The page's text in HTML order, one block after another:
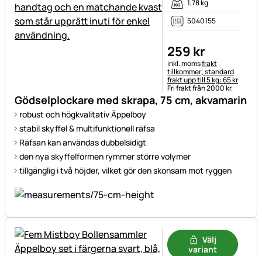
Gödselplockare med skrapa, 75 cm, akvamarin
robust och högkvalitativ Äppelboy
stabil skyffel & multifunktionell räfsa
Räfsan kan användas dubbelsidigt
den nya skyffelformen rymmer större volymer
tillgänglig i två höjder, vilket gör den skonsam mot ryggen
1,78 kg
5040155
259 kr
Skatteinformation:
inkl. momsfrakt
tillkommer; standard
frakt upp till 5 kg: 65 kr
Fri frakt från 2000 kr.
Välj
variant